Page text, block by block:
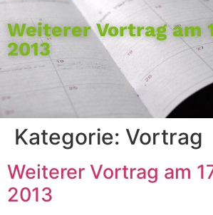
Weiterer Vortrag am
2013
Kategorie: Vortrag
Weiterer Vortrag am
2013